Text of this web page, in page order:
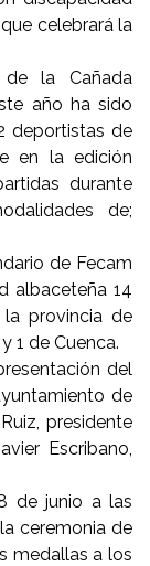
celebrará la
la Cañada
año ha sido
deportistas de
en la edición
durante
de;
de Fecam
albaceteña 14
provincia de
1 de Cuenca.
del
de
presidente
Escribano,
de junio a las
ceremonia de
medallas a los